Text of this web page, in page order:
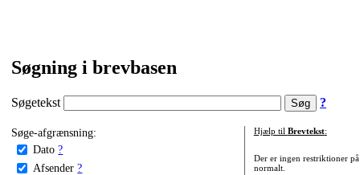
Søgning i brevbasen
Søgetekst ?
Søge-afgrænsning:
Dato ?
Afsender ?
Hjælp til Brevtekst:
Der er ingen restriktioner
normalt.